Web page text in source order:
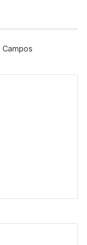
Campos